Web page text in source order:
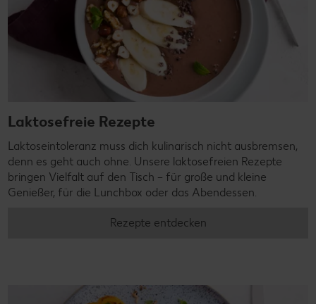
Laktosefreie Rezepte
Laktoseintoleranz muss dich kulinarisch nicht ausbremsen,
denn es geht auch ohne. Unsere laktosefreien Rezepte
bringen Vielfalt auf den Tisch – für große und kleine
Genießer, für die Lunchbox oder das Abendessen.
Rezepte entdecken